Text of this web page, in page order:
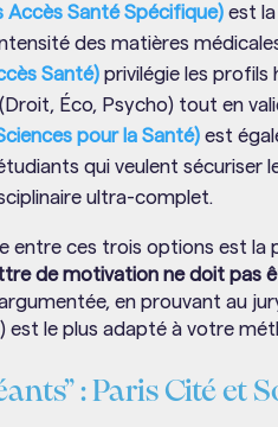
Accès Santé Spécifique)est
des matières
Santé) privilégie les profils
Éco, Psycho) tout en
pour la Santé) est
étudiants qui veulent sécuriser
ultra-complet.
entre ces trois options est la
de motivation ne doit pas
en prouvant au
est le plus adapté à votre
: Paris Cité et